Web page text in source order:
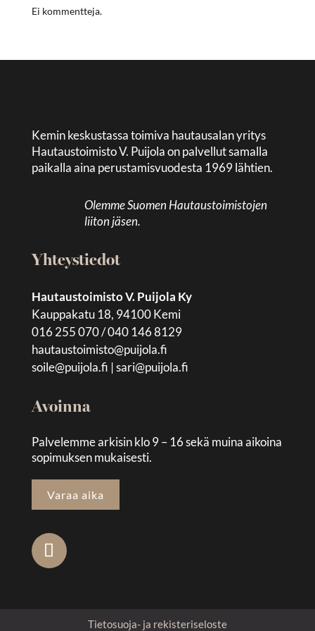
Ei kommentteja.
Kemin keskustassa toimiva hautausalan yritys
Hautaustoimisto V. Puijola on palvellut samalla
paikalla aina perustamisvuodesta 1969 lähtien.
Olemme Suomen Hautaustoimistojen
liiton jäsen.
Yhteystiedot
Hautaustoimisto V. Puijola Ky
Kauppakatu 18, 94100 Kemi
016 255 070 / 040 146 8129
hautaustoimisto@puijola.fi
soile@puijola.fi |sari@puijola.fi
Avoinna
Palvelemme arkisin klo 9 – 16 sekä muina aikoina
sopimuksen mukaisesti.
Varaa aika
Tietosuoja- ja rekisteriseloste